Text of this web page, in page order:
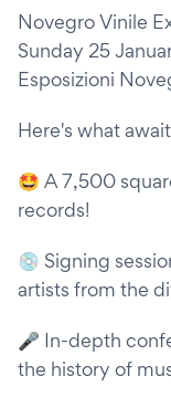
Novegro Vinile
Sunday 25
Esposizioni
Here's what
🤩 A 7,500
records!
💿 Signing
artists from the
🎤 In-depth
the history of